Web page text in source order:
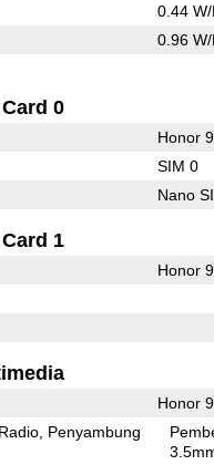
0.44 W/
0.96 W/
0
Honor
SIM 0
Nano
1
Honor
Honor
Penyambung